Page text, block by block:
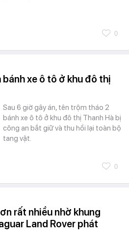
0
xe ô tô ở khu đô thị
Sau 6 giờ gây án, tên trộm tháo 2
bánh xe ô tô ở khu đô thị Thanh Hà bị
công an bắt giữ và thu hồi lại toàn bộ
tang vật.
0
rất nhiều nhờ khung
Land Rover phát